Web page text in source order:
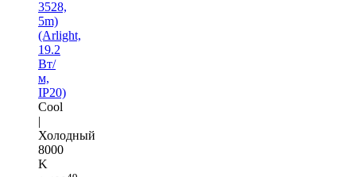
3528,
5m)
(Arlight,
19.2
Вт/
м,
IP20)
Cool
|
Холодный
8000
K